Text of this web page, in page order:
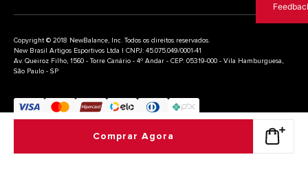
Comprar Agora
Copyright © 2018 NewBalance, Inc. Todos os direitos reservados.
New Brasil Artigos Esportivos Ltda | CNPJ: 45.075.049/0001-41
Av. Queiroz Filho, 1560 - Torre Canário - 4º Andar - CEP: 05319-000 - Vila Hamburguesa,
São Paulo - SP